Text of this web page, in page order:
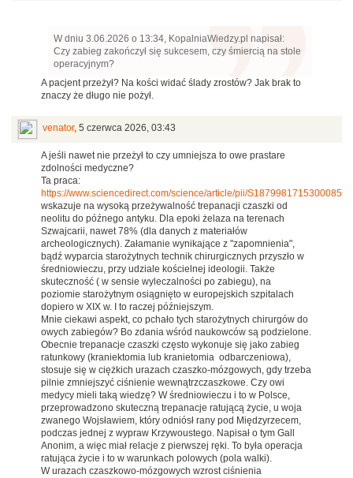
W dniu 3.06.2026 o 13:34, KopalniaWiedzy.pl napisał:
Czy zabieg zakończył się sukcesem, czy śmiercią na stole
operacyjnym?
A pacjent przeżył? Na kości widać ślady zrostów? Jak brak to
znaczy że długo nie pożył.
venator, 5 czerwca 2026, 03:43
A jeśli nawet nie przeżył to czy umniejsza to owe prastare
zdolności medyczne?
Ta praca:
https://www.sciencedirect.com/science/article/pii/S1879981715300085
wskazuje na wysoką przeżywalność trepanacji czaszki od
neolitu do późnego antyku. Dla epoki żelaza na terenach
Szwajcarii, nawet 78% (dla danych z materiałów
archeologicznych). Załamanie wynikające z "zapomnienia",
bądź wyparcia starożytnych technik chirurgicznych przyszło w
średniowieczu, przy udziale kościelnej ideologii. Także
skuteczność ( w sensie wyleczalności po zabiegu), na
poziomie starożytnym osiągnięto w europejskich szpitalach
dopiero w XIX w. I to raczej późniejszym.
Mnie ciekawi aspekt, co pchało tych starożytnych chirurgów do
owych zabiegów? Bo zdania wśród naukowców są podzielone.
Obecnie trepanacje czaszki często wykonuje się jako zabieg
ratunkowy (kraniektomia lub kranietomia odbarczeniowa),
stosuje się w ciężkich urazach czaszko-mózgowych, gdy trzeba
pilnie zmniejszyć ciśnienie wewnątrzczaszkowe. Czy owi
medycy mieli taką wiedzę? W średniowieczu i to w Polsce,
przeprowadzono skuteczną trepanacje ratującą życie, u woja
zwanego Wojsławiem, który odniósł rany pod Międzyrzecem,
podczas jednej z wypraw Krzywoustego. Napisał o tym Gall
Anonim, a więc miał relacje z pierwszej ręki. To była operacja
ratująca życie i to w warunkach polowych (pola walki).
W urazach czaszkowo-mózgowych wzrost ciśnienia